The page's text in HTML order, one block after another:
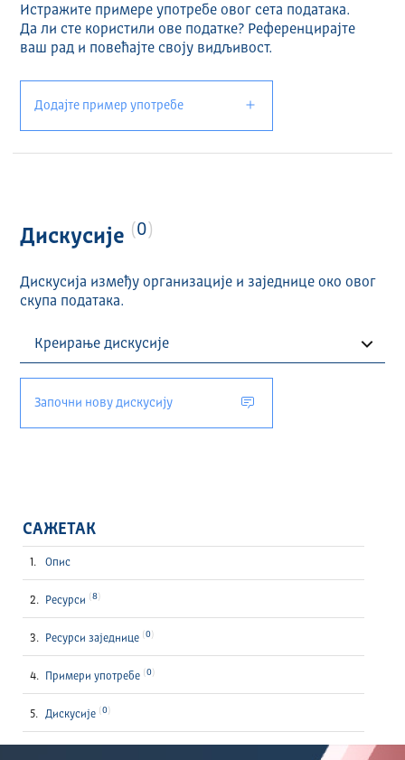
Истражите примере употребе овог сета података.
Да ли сте користили ове податке? Референцирајте
ваш рад и повећајте своју видљивост.
Додајте пример употребе
Дискусије 0
Дискусија између организације и заједнице око овог
скупа података.
Започни нову дискусију
САЖЕТАК
Опис
Ресурси 8
Ресурси заједнице 0
Примери употребе 0
Дискусије 0